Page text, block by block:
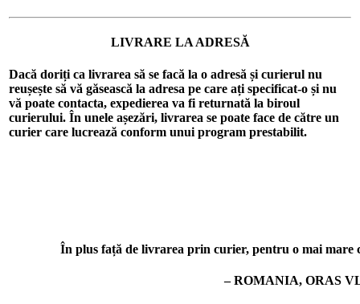
LIVRARE LA ADRESĂ
Dacă doriți ca livrarea să se facă la o adresă și curierul nu
reușește să vă găsească la adresa pe care ați specificat-o și nu
vă poate contacta, expedierea va fi returnată la biroul
curierului. În unele așezări, livrarea se poate face de către un
curier care lucrează conform unui program prestabilit.
În plus față de livrarea prin curier, pentru o mai mare
– ROMANIA, ORAS